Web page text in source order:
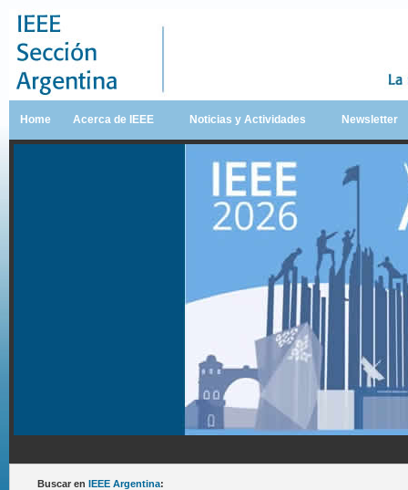
Home Acerca de IEEE Noticias y Actividades Newsletter
Buscar en IEEE Argentina: